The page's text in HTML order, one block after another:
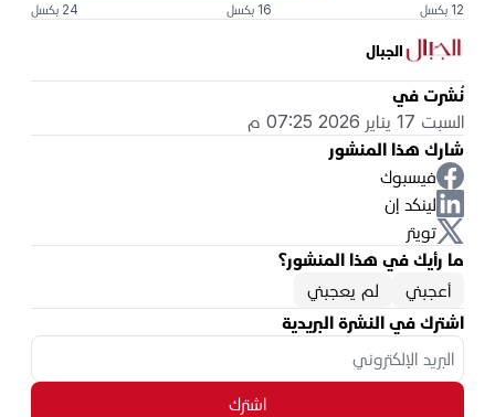
12 بكسل 16 بكسل 24 بكسل
الجبال
نُشرت في
السبت 17 يناير 2026 07:25 م
شارك هذا المنشور
فيسبوك
لينكد إن
تويتر
ما رأيك في هذا المنشور؟
أعجبني
لم يعجبني
اشترك في النشرة البريدية
اشترك